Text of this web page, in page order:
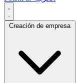
Creación de empresa